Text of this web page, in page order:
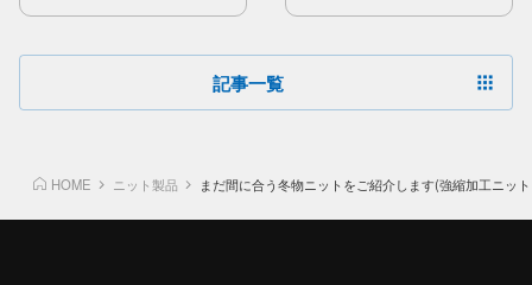
るんでしょうか？
記事一覧
HOME ニット製品 まだ間に合う冬物ニットをご紹介します(強縮加工ニッ